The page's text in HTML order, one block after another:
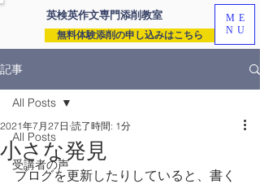
英検英作文専門添削教室
無料体験添削の申し込みはこちら
ME
NU
記事
All Posts
受講者の声
All Posts
小さな発見
2021年7月27日 読了時間: 1分
ブログを更新したりしていると、書く